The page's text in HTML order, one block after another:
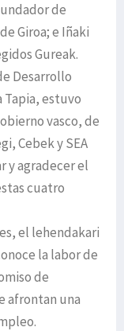
de
Giroa; e Iñaki
Gureak.
Desarrollo
estuvo
vasco, de
Cebek y SEA
y agradecer el
cuatro
el lehendakari
la labor de
de
afrontan una